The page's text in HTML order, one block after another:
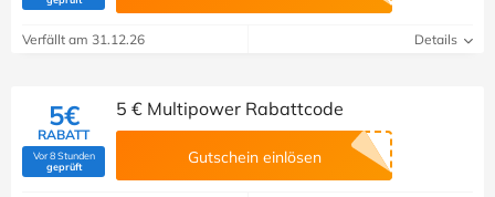
Verfällt am 31.12.26 Details
5€
RABATT
Vor 8 Stunden
geprüft(Von Savoo geprüft)
5 € Multipower Rabattcode
Gutschein einlösen